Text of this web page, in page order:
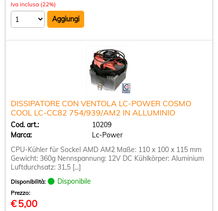
Iva inclusa (22%)
DISSIPATORE CON VENTOLA LC-POWER COSMO
COOL LC-CC82 754/939/AM2 IN ALLUMINIO
Cod. art.:
10209
Marca:
Lc-Power
CPU-Kühler für Sockel AMD AM2 Maße: 110 x 100 x 115 mm
Gewicht: 360g Nennspannung: 12V DC Kühlkörper: Aluminium
Luftdurchsatz: 31,5 [...]
Disponibilità: Disponibile
Prezzo:
€5,00